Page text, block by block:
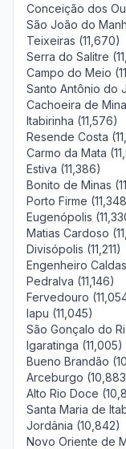
Conceição dos
São João do
Teixeiras (11,670)
Serra do Salitre
Campo do Meio
Santo Antônio do
Cachoeira de
Itabirinha (11,576)
Resende Costa
Carmo da Mata
Estiva (11,386)
Bonito de Minas
Porto Firme
Eugenópolis
Matias Cardoso
Divisópolis (11,211)
Engenheiro
Pedralva (11,146)
Fervedouro
Iapu (11,045)
São Gonçalo do
Igaratinga (11,005)
Bueno Brandão
Arceburgo
Alto Rio Doce
Santa Maria de
Jordânia (10,842)
Novo Oriente de